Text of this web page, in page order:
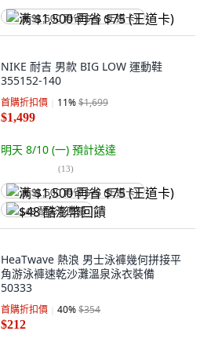
满 $1,500 再省 $75 (王道卡)
NIKE 耐吉 男款 BIG LOW 運動鞋
355152-140
首購折扣價 11%$1,699
$1,499
明天 8/10 (一) 預計送達
(13)
满 $1,500 再省 $75 (王道卡)
$48 酷澎幣回饋
HeaTwave 熱浪 男士泳褲幾何拼接平
角游泳褲速乾沙灘溫泉泳衣裝備
50333
首購折扣價 40%$354
$212